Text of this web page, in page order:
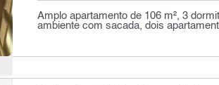
Amplo apartamento de 106 m², 3
ambiente com sacada, dois